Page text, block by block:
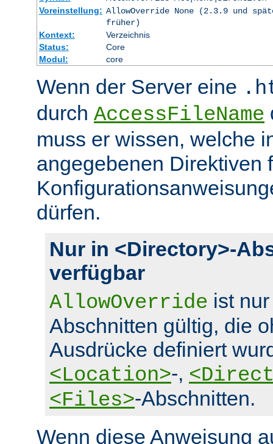
Voreinstellung: AllowOverride None (2.3.9 und
früher)
Kontext:
Verzeichnis
Status:
Core
Modul:
core
Wenn der Server eine
durch AccessFileName
muss er wissen, welche
angegebenen Direktiven
dürfen.
Nur in <Directory>-
verfügbar
AllowOverride ist
Abschnitten gültig, die
Ausdrücke definiert
<Location>-,
<Files>-Abschnitten.
Wenn diese Anweisung